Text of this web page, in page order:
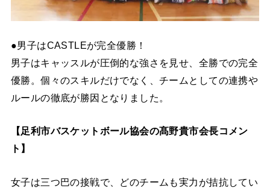
●男子はCASTLEが完全優勝！
男子はキャッスルが圧倒的な強さを見せ、全勝での完全
優勝。個々のスキルだけでなく、チームとしての連携や
ルールの徹底が勝因となりました。
【足利市バスケットボール協会の髙野貴市会長コメン
ト】
女子は三つ巴の接戦で、どのチームも実力が拮抗してい